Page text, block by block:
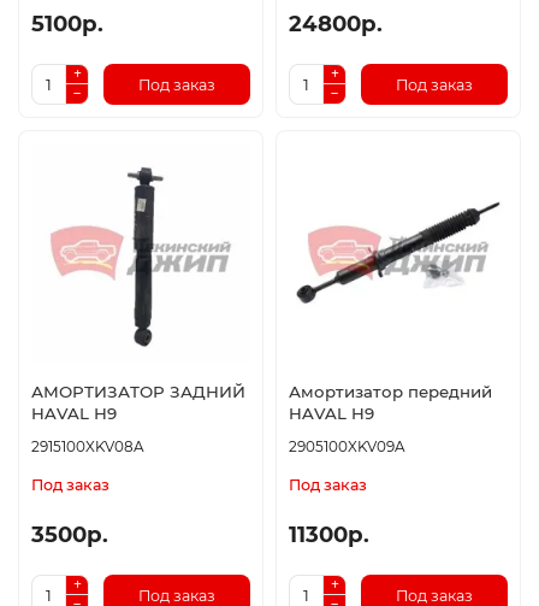
5100р.
Под заказ
24800р.
Под заказ
АМОРТИЗАТОР ЗАДНИЙ
HAVAL Н9
2915100XKV08A
Под заказ
3500р.
Под заказ
Амортизатор передний
HAVAL H9
2905100XKV09A
Под заказ
11300р.
Под заказ